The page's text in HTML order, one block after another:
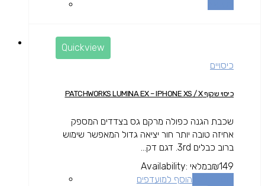
Quickview
כיסויים
כיסוי שקוף PATCHWORKS LUMINA EX – IPHONE XS / X
שכבת הגנה כפולה מרקם גס בצדדים המספק
אחיזה טובה יותר חור יציאה גדול המאפשר שימוש
ברוב כבלים 3rd. דגם דק...
₪149
Availability: במלאי
הוסף למועדפים